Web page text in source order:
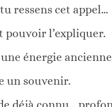
ressens cet appel…
pouvoir l’expliquer.
énergie
un souvenir.